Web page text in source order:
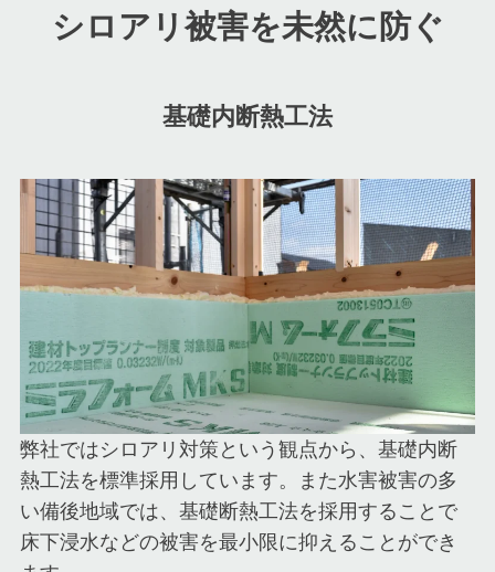
シロアリ被害を未然に防ぐ
基礎内断熱工法
弊社ではシロアリ対策という観点から、基礎内断
熱工法を標準採用しています。また水害被害の多
い備後地域では、基礎断熱工法を採用することで
床下浸水などの被害を最小限に抑えることができ